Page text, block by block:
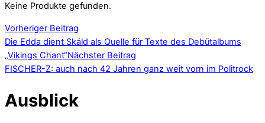
Keine Produkte gefunden.
Vorheriger Beitrag
Die Edda dient Skáld als Quelle für Texte des Debütalbums
„Vikings Chant“Nächster Beitrag
FISCHER-Z: auch nach 42 Jahren ganz weit vorn im Politrock
Ausblick